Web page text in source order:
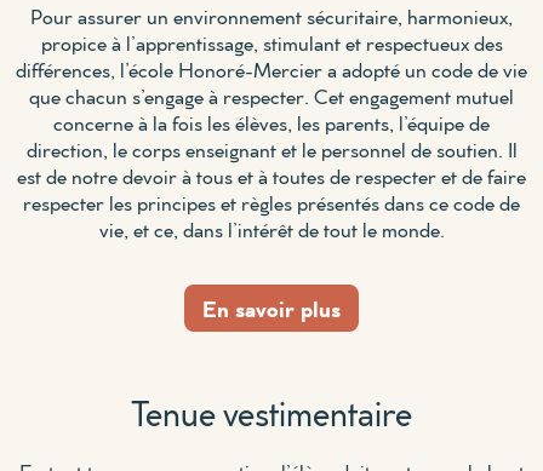
Pour assurer un environnement sécuritaire, harmonieux,
propice à l’apprentissage, stimulant et respectueux des
différences, l’école Honoré-Mercier a adopté un code de vie
que chacun s’engage à respecter. Cet engagement mutuel
concerne à la fois les élèves, les parents, l’équipe de
direction, le corps enseignant et le personnel de soutien. Il
est de notre devoir à tous et à toutes de respecter et de faire
respecter les principes et règles présentés dans ce code de
vie, et ce, dans l’intérêt de tout le monde.
En savoir plus
Tenue vestimentaire